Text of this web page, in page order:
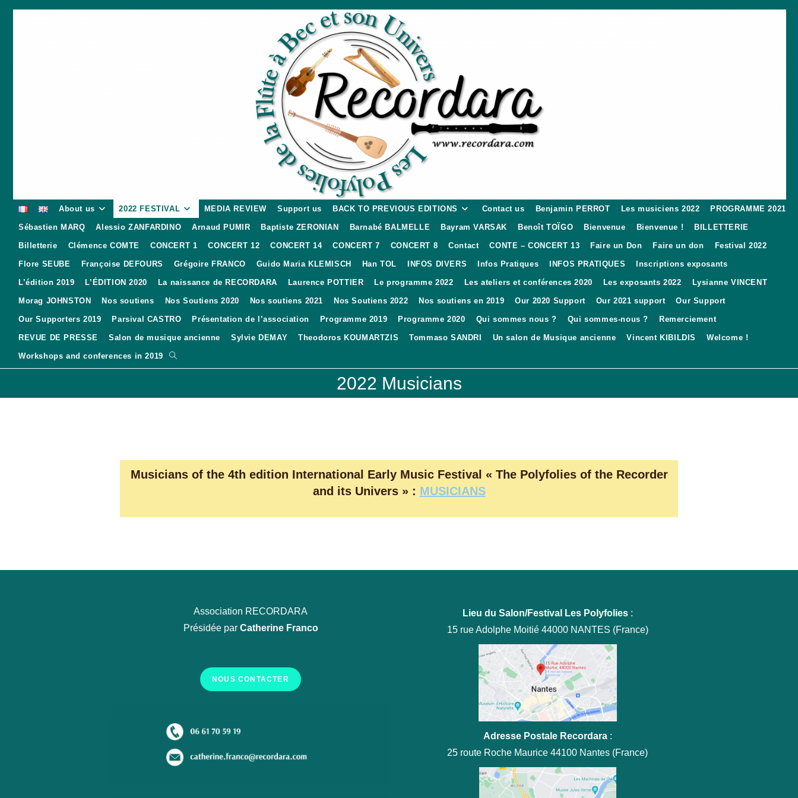
About us 2022 FESTIVAL MEDIA REVIEW Support us BACK TO PREVIOUS EDITIONS Contact us Benjamin PERROT Les musiciens 2022 PROGRAMME 2021
Sébastien MARQ Alessio ZANFARDINO Arnaud PUMIR Baptiste ZERONIAN Barnabé BALMELLE Bayram VARSAK Benoît TOÏGO Bienvenue Bienvenue ! BILLETTERIE
Billetterie Clémence COMTE CONCERT 1 CONCERT 12 CONCERT 14 CONCERT 7 CONCERT 8 Contact CONTE – CONCERT 13 Faire un Don Faire un don Festival 2022
Flore SEUBE Françoise DEFOURS Grégoire FRANCO Guido Maria KLEMISCH Han TOL INFOS DIVERS Infos Pratiques INFOS PRATIQUES Inscriptions exposants
L’édition 2019 L’ÉDITION 2020 La naissance de RECORDARA Laurence POTTIER Le programme 2022 Les ateliers et conférences 2020 Les exposants 2022 Lysianne VINCENT
Morag JOHNSTON Nos soutiens Nos Soutiens 2020 Nos soutiens 2021 Nos Soutiens 2022 Nos soutiens en 2019 Our 2020 Support Our 2021 support Our Support
Our Supporters 2019 Parsival CASTRO Présentation de l’association Programme 2019 Programme 2020 Qui sommes nous ? Qui sommes-nous ? Remerciement
REVUE DE PRESSE Salon de musique ancienne Sylvie DEMAY Theodoros KOUMARTZIS Tommaso SANDRI Un salon de Musique ancienne Vincent KIBILDIS Welcome !
Workshops and conferences in 2019
Toggle
2022 Musicians
Musicians of the 4th edition International Early Music Festival « The Polyfolies of the Recorder
and its Univers » : MUSICIANS
Association RECORDARA
Présidée par Catherine Franco
NOUS CONTACTER
Lieu du Salon/Festival Les Polyfolies:
15 rue Adolphe Moitié 44000 NANTES (France)
Adresse Postale Recordara:
25 route Roche Maurice 44100 Nantes (France)